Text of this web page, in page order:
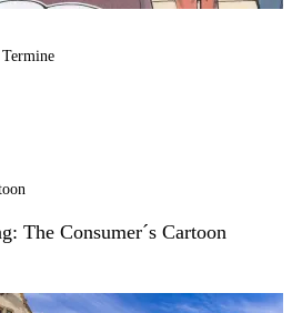
The Consumer´s Cartoon